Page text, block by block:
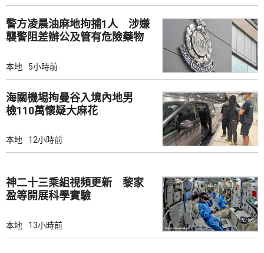
警方凌晨油麻地拘捕1人 涉嫌
襲警阻差辦公及管有危險藥物
本地 5小時前
海關機場拘曼谷入境內地男
檢110萬懷疑大麻花
本地 12小時前
神二十三乘組視頻更新 黎家
盈等開展科學實驗
本地 13小時前